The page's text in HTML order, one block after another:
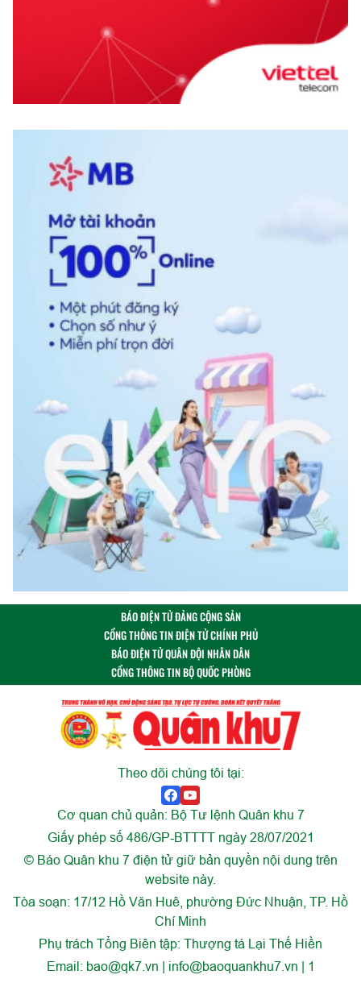
BÁO ĐIỆN TỬ ĐẢNG CỘNG SẢN
CỔNG THÔNG TIN ĐIỆN TỬ CHÍNH PHỦ
BÁO ĐIỆN TỬ QUÂN ĐỘI NHÂN DÂN
CỔNG THÔNG TIN BỘ QUỐC PHÒNG
Theo dõi chúng tôi tại:
Cơ quan chủ quản: Bộ Tư lệnh Quân khu 7
Giấy phép số 486/GP-BTTTT ngày 28/07/2021
© Báo Quân khu 7 điện tử giữ bản quyền nội dung trên
website này.
Tòa soạn: 17/12 Hồ Văn Huê, phường Đức Nhuận, TP. Hồ
Chí Minh
Phụ trách Tổng Biên tập: Thượng tá Lại Thế Hiền
Email: bao@qk7.vn | info@baoquankhu7.vn | 1